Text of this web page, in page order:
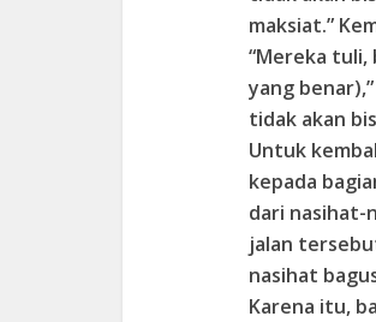
maksiat.”
“Mereka tuli,
yang
tidak akan
Untuk
kepada
dari nasihat-
jalan
nasihat
Karena itu,